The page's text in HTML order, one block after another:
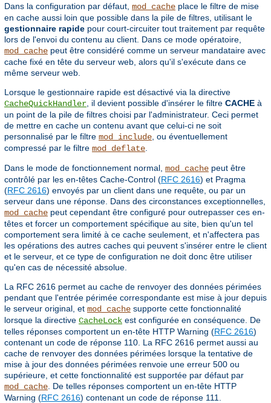
Dans la configuration par défaut, mod_cache place le filtre de mise
en cache aussi loin que possible dans la pile de filtres, utilisant le
gestionnaire rapide pour court-circuiter tout traitement par requête
lors de l'envoi du contenu au client. Dans ce mode opératoire,
mod_cache peut être considéré comme un serveur mandataire avec
cache fixé en tête du serveur web, alors qu'il s'exécute dans ce
même serveur web.
Lorsque le gestionnaire rapide est désactivé via la directive
CacheQuickHandler , il devient possible d'insérer le filtre CACHE à
un point de la pile de filtres choisi par l'administrateur. Ceci permet
de mettre en cache un contenu avant que celui-ci ne soit
personnalisé par le filtre mod_include , ou éventuellement
compressé par le filtre mod_deflate
Dans le mode de fonctionnement normal, mod_cache peut être
contrôlé par les en-têtes Cache-Control (RFC 2616) et Pragma
(RFC 2616) envoyés par un client dans une requête, ou par un
serveur dans une réponse. Dans des circonstances exceptionnelles,
mod_cache peut cependant être configuré pour outrepasser ces en-
têtes et forcer un comportement spécifique au site, bien qu'un tel
comportement sera limité à ce cache seulement, et n'affectera pas
les opérations des autres caches qui peuvent s'insérer entre le client
et le serveur, et ce type de configuration ne doit donc être utiliser
qu'en cas de nécessité absolue.
La RFC 2616 permet au cache de renvoyer des données périmées
pendant que l'entrée périmée correspondante est mise à jour depuis
le serveur original, et mod_cache supporte cette fonctionnalité
lorsque la directive CacheLock est configurée en conséquence. De
telles réponses comportent un en-tête HTTP Warning (RFC 2616)
contenant un code de réponse 110. La RFC 2616 permet aussi au
cache de renvoyer des données périmées lorsque la tentative de
mise à jour des données périmées renvoie une erreur 500 ou
supérieure, et cette fonctionnalité est supportée par défaut par
mod_cache . De telles réponses comportent un en-tête HTTP
Warning (RFC 2616) contenant un code de réponse 111.